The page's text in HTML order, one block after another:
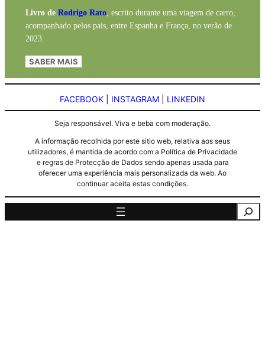
Livro de Rodrigo Rato, escrito durante uma viagem de carro,
acompanhado pelos pais, entre Espanha e França, no verão de
2023.
SABER MAIS
FACEBOOK INSTAGRAM LINKEDIN
Seja responsável. Viva e beba com moderação.
A informação recolhida por este sitio web, relativa aos seus
utilizadores, é mantida de acordo com a Política de Privacidade
e regras de Protecção de Dados sendo apenas usada para
oferecer uma experiência mais personalizada da web. Ao
continuar aceita estas condições.